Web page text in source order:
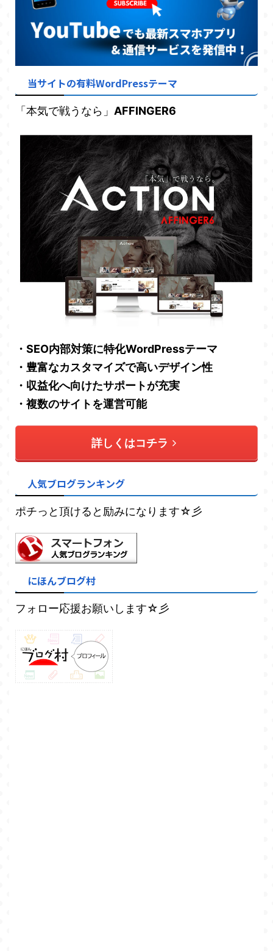
当サイトの有料WordPressテーマ
「本気で戦うなら」 AFFINGER6
・SEO内部対策に特化WordPressテーマ
・豊富なカスタマイズで高いデザイン性
・収益化へ向けたサポートが充実
・複数のサイトを運営可能
詳しくはコチラ
人気ブログランキング
ポチっと頂けると励みになります☆彡
にほんブログ村
フォロー応援お願いします☆彡